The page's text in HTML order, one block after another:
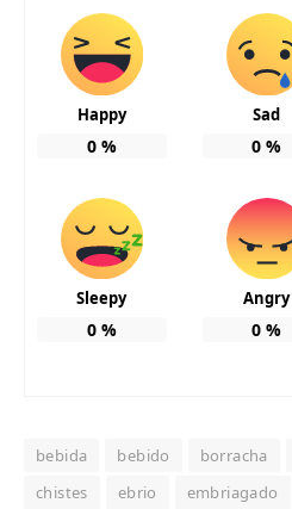
Happy
0%
Sad
0 %
Sleepy
0%
Angry
0 %
bebida bebido borracha
chistes
ebrio embriagado